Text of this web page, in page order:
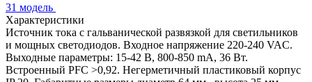
31 модель
Характеристики
Источник тока с гальванической развязкой для светильников
и мощных светодиодов. Входное напряжение 220-240 VAC.
Выходные параметры: 15-42 В, 800-850 mА, 36 Вт.
Встроенный PFC >0,92. Негерметичный пластиковый корпус